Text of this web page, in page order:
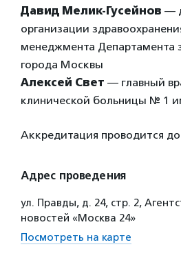
Давид Мелик-Гусейнов —
организации
менеджмента Департамента
города Москвы
Алексей Свет — главный
клинической больницы № 1
Аккредитация проводится
Адрес проведения
ул. Правды, д. 24, стр. 2,
новостей «Москва 24»
Посмотреть на карте